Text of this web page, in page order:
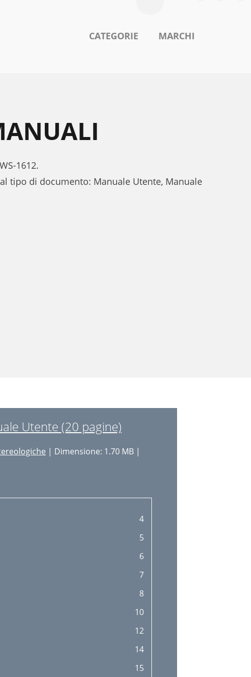
CATEGORIE MARCHI
1612.
tipo di documento: Manuale Utente, Manuale
Utente (20 pagine)
| Dimensione: 1.70 MB |
4
5
6
7
8
10
12
14
15